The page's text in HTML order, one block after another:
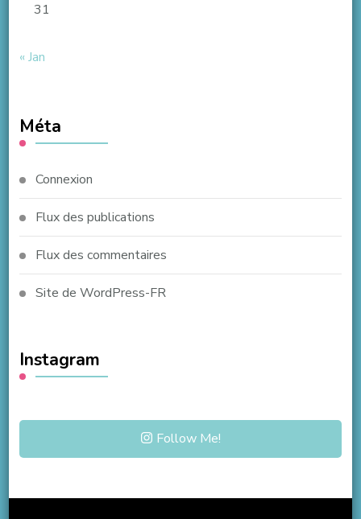
31
« Jan
Méta
Connexion
Flux des publications
Flux des commentaires
Site de WordPress-FR
Instagram
Follow Me!